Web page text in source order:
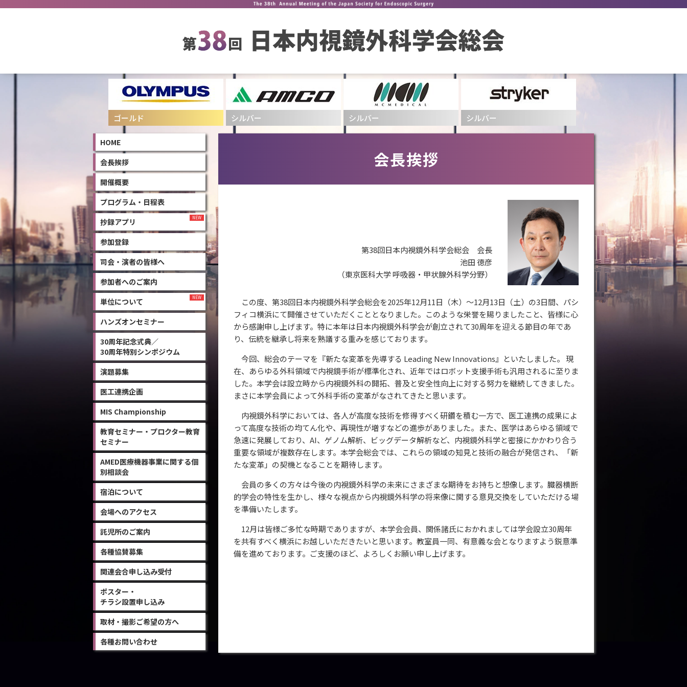
HOME
会長挨拶
開催概要
プログラム・日程表
抄録アプリ
参加登録
司会・演者の皆様へ
参加者へのご案内
単位について
ハンズオンセミナー
30周年記念式典／
30周年特別シンポジウム
演題募集
医工連携企画
MIS Championship
教育セミナー・プロクター教育
セミナー
AMED医療機器事業に関する個
別相談会
宿泊について
会場へのアクセス
託児所のご案内
各種協賛募集
関連会合申し込み受付
ポスター・
チラシ設置申し込み
取材・撮影ご希望の方へ
各種お問い合わせ
会長挨拶
第38回日本内視鏡外科学会総会 会長
池田 徳彦
（東京医科大学 呼吸器・甲状腺外科学分野）
この度、第38回日本内視鏡外科学会総会を2025年12月11日（木）～12月13日（土）の3日間、パシ
フィコ横浜にて開催させていただくこととなりました。このような栄誉を賜りましたこと、皆様に心
から感謝申し上げます。特に本年は日本内視鏡外科学会が創立されて30周年を迎える節目の年であ
り、伝統を継承し将来を熟議する重みを感じております。
今回、総会のテーマを『新たな変革を先導する Leading New Innovations』といたしました。 現
在、あらゆる外科領域で内視鏡手術が標準化され、近年ではロボット支援手術も汎用されるに至りま
した。本学会は設立時から内視鏡外科の開拓、普及と安全性向上に対する努力を継続してきました。
まさに本学会員によって外科手術の変革がなされてきたと思います。
内視鏡外科学においては、各人が高度な技術を修得すべく研鑽を積む一方で、医工連携の成果によ
って高度な技術の均てん化や、再現性が増すなどの進歩がありました。また、医学はあらゆる領域で
急速に発展しており、AI、ゲノム解析、ビッグデータ解析など、内視鏡外科学と密接にかかわり合う
重要な領域が複数存在します。本学会総会では、これらの領域の知見と技術の融合が発信され、「新
たな変革」の契機となることを期待します。
会員の多くの方々は今後の内視鏡外科学の未来にさまざまな期待をお持ちと想像します。臓器横断
的学会の特性を生かし、様々な視点から内視鏡外科学の将来像に関する意見交換をしていただける場
を準備いたします。
12月は皆様ご多忙な時期でありますが、本学会会員、関係諸氏におかれましては学会設立30周年
を共有すべく横浜にお越しいただきたいと思います。教室員一同、有意義な会となりますよう鋭意準
備を進めております。ご支援のほど、よろしくお願い申し上げます。